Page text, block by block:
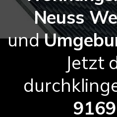
Neuss
und
Jetzt